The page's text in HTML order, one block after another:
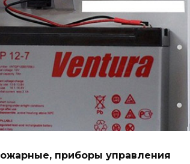
приборы управления